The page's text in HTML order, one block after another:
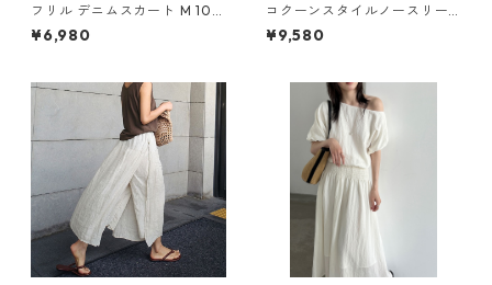
フリル デニムスカート M 105
73
¥6,980
コクーンスタイルノースリー
ブトップス＆スカートセット 2
col Y 260088
¥9,580